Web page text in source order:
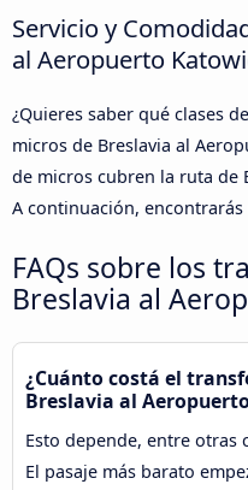
Servicio y
al Aeropuerto
¿Quieres saber qué clases
micros de Breslavia al
de micros cubren la ruta de
A continuación,
FAQs sobre los
Breslavia al
¿Cuánto costá el
Breslavia al
Esto depende, entre otras
El pasaje más barato